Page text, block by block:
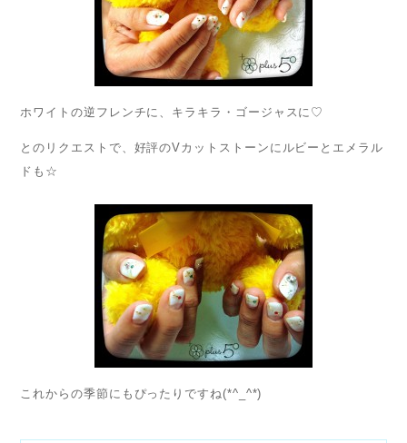
ホワイトの逆フレンチに、キラキラ・ゴージャスに♡
とのリクエストで、好評のVカットストーンにルビーとエメラル
ドも☆
これからの季節にもぴったりですね(*^_^*)